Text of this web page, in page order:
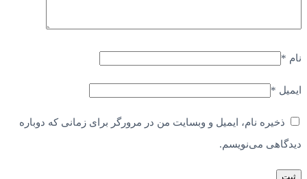
نام *
ایمیل *
ذخیره نام، ایمیل و وبسایت من در مرورگر برای زمانی که دوباره
دیدگاهی می‌نویسم.